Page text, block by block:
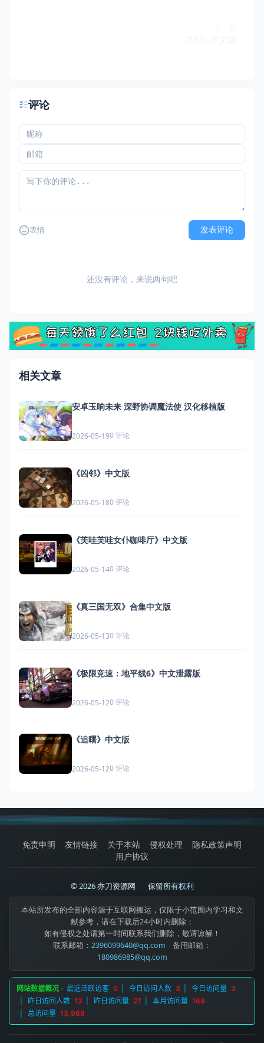
评论
表情 发表评论
还没有评论，来说两句吧
相关文章
安卓玉响未来 深野协调魔法使 汉化移植版
2026-05-190 评论
《凶邻》中文版
2026-05-180 评论
《芙哇芙哇女仆咖啡厅》中文版
2026-05-140 评论
《真三国无双》合集中文版
2026-05-130 评论
《极限竞速：地平线6》中文泄露版
2026-05-120 评论
《追曙》中文版
2026-05-120 评论
免责申明 友情链接 关于本站 侵权处理
隐私政策声明
用户协议
© 2026 亦刀资源网 保留所有权利
本站所发布的全部内容源于互联网搬运，仅限于小范围内学习和文
献参考，请在下载后24小时内删除；
如有侵权之处请第一时间联系我们删除，敬请谅解！
联系邮箱： 2396099640@qq.com 备用邮箱：
180986985@qq.com